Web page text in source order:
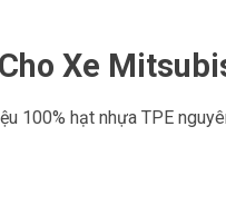
Xe
100% hạt nhựa TPE